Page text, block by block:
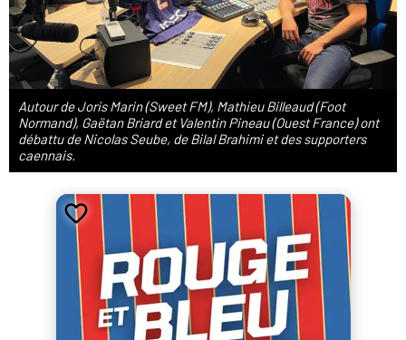
Autour de Joris Marin (Sweet FM), Mathieu Billeaud (Foot
Normand), Gaëtan Briard et Valentin Pineau (Ouest France) ont
débattu de Nicolas Seube, de Bilal Brahimi et des supporters
caennais.